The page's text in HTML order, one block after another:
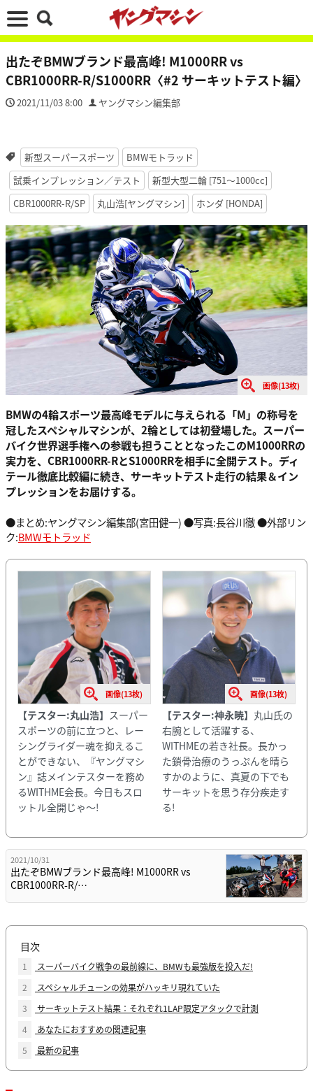
出たぞBMWブランド最高峰! M1000RR vs
CBR1000RR-R/S1000RR〈#2 サーキットテスト編〉
2021/11/03 8:00 ヤングマシン編集部
新型スーパースポーツ
BMWモトラッド
試乗インプレッション／テスト
新型大型二輪 [751〜1000cc]
CBR1000RR-R/SP
丸山浩[ヤングマシン] ホンダ [HONDA]
画像(13枚)
BMWの4輪スポーツ最高峰モデルに与えられる「M」の称号を
冠したスペシャルマシンが、2輪としては初登場した。スーパー
バイク世界選手権への参戦も担うこととなったこのM1000RRの
実力を、CBR1000RR-RとS1000RRを相手に全開テスト。ディ
テール徹底比較編に続き、サーキットテスト走行の結果＆イン
プレッションをお届けする。
●まとめ:ヤングマシン編集部(宮田健一) ●写真:長谷川徹 ●外部リン
ク:BMWモトラッド
画像(13枚)
【テスター:丸山浩】 スーパー
スポーツの前に立つと、レー
シングライダー魂を抑えるこ
とができない、『ヤングマシ
ン』誌メインテスターを務め
るWITHME会長。今日もスロ
ットル全開じゃ～!
画像(13枚)
【テスター:神永暁】 丸山氏の
右腕として活躍する、
WITHMEの若き社長。長かっ
た鎖骨治療のうっぷんを晴ら
すかのように、真夏の下でも
サーキットを思う存分疾走す
る!
2021/10/31
出たぞBMWブランド最高峰! M1000RR vs
CBR1000RR-R/…
目次
1
スーパーバイク戦争の最前線に、BMWも最強版を投入だ!
2
スペシャルチューンの効果がハッキリ現れていた
3
サーキットテスト結果：それぞれ1LAP限定アタックで計測
4
あなたにおすすめの関連記事
5
最新の記事